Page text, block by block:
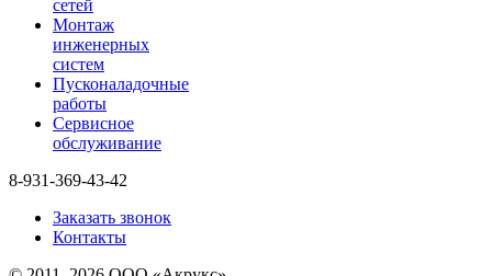
сетей
Монтаж
инженерных
систем
Пусконаладочные
работы
Сервисное
обслуживание
8-931-369-43-42
Заказать звонок
Контакты